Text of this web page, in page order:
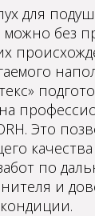
для
можно без
Это
по
и